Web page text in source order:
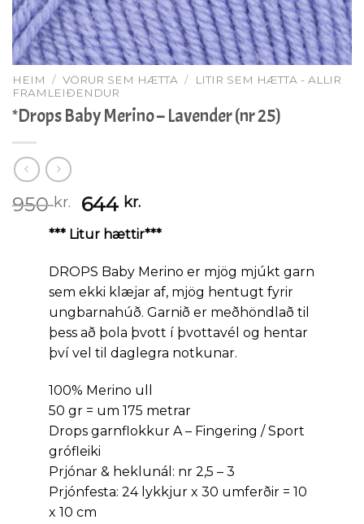
HEIM / VÖRUR SEM HÆTTA /
LITIR SEM HÆTTA - ALLIR
FRAMLEIÐENDUR
*Drops Baby Merino – Lavender (nr 25)
950kr.
Original
price
was:
950 kr..
644 kr.Current
price
is:
644 kr..
*** Litur hættir***
DROPS Baby Merino er mjög mjúkt garn
sem ekki klæjar af, mjög hentugt fyrir
ungbarnahúð. Garnið er meðhöndlað til
þess að þola þvott í þvottavél og hentar
því vel til daglegra notkunar.
100% Merino ull
50 gr = um 175 metrar
Drops garnflokkur A – Fingering / Sport
grófleiki
Prjónar & heklunál: nr 2,5 – 3
Prjónfesta: 24 lykkjur x 30 umferðir = 10
x 10 cm